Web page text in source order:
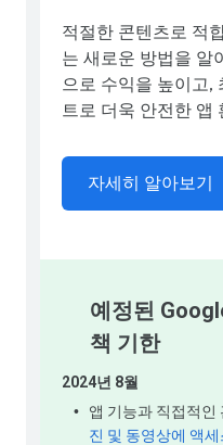
적절한 콘텐츠로 적
는 새로운 방법을 알
으로 수익을 높이고,
트로 더욱 안전한 앱
자세히 알아보기
예정된
책 기한
2024년 8월
•
앱 기능과 직접적인
진 및 동영상에 액